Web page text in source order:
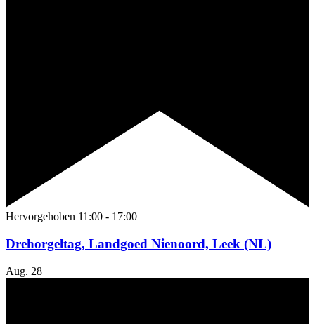
Hervorgehoben 11:00 - 17:00
Drehorgeltag, Landgoed Nienoord, Leek (NL)
Aug. 28